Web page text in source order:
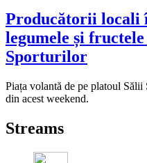
Producătorii locali
legumele și
Sporturilor
Piața volantă de pe platoul
din acest weekend.
Streams